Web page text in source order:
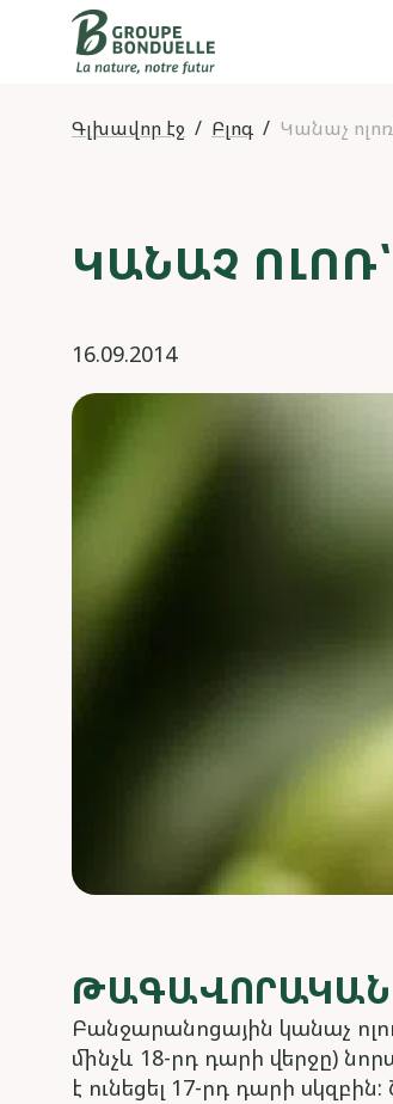
Գլխավոր էջ Բլոգ Կանաչ
ԿԱՆԱՉ
16.09.2014
Բանջարանոցային կանաչ
մինչև 18-րդ դարի վերջը)
է ունեցել 17-րդ դարի